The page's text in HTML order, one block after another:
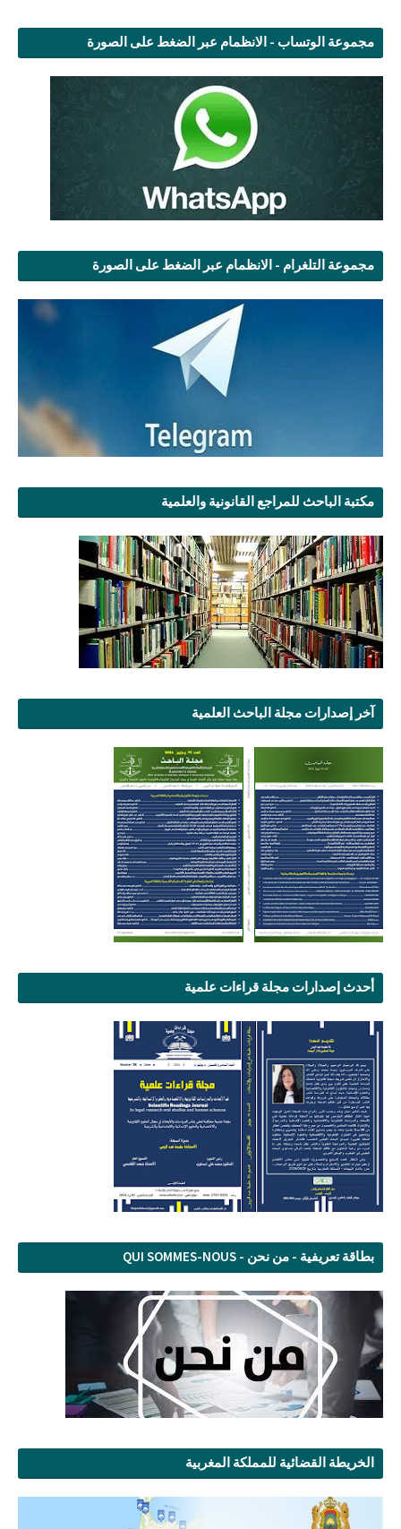
مجموعة الوتساب - الانظمام عبر الضغط على الصورة
مجموعة التلغرام - الانظمام عبر الضغط على الصورة
مكتبة الباحث للمراجع القانونية والعلمية
آخر إصدارات مجلة الباحث العلمية
أحدث إصدارات مجلة قراءات علمية
بطاقة تعريفية - من نحن - QUI SOMMES-NOUS
الخريطة القضائية للمملكة المغربية